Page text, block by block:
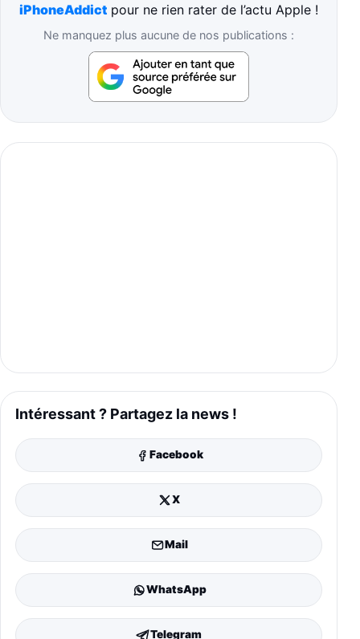
iPhoneAddict pour ne rien rater de l’actu Apple !
Ne manquez plus aucune de nos publications :
Intéressant ? Partagez la news !
Facebook
X
Mail
WhatsApp
Telegram